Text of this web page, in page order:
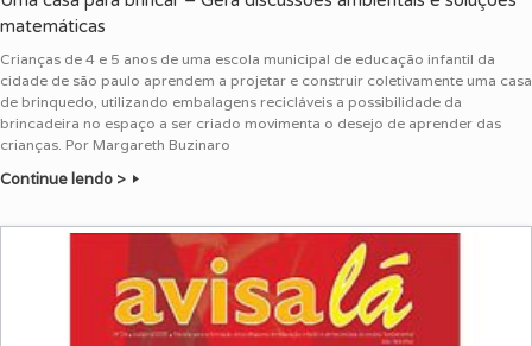
matemáticas
Crianças de 4 e 5 anos de uma escola municipal de educação infantil da
cidade de são paulo aprendem a projetar e construir coletivamente uma casa
de brinquedo, utilizando embalagens recicláveis a possibilidade da
brincadeira no espaço a ser criado movimenta o desejo de aprender das
crianças. Por Margareth Buzinaro
Continue lendo >